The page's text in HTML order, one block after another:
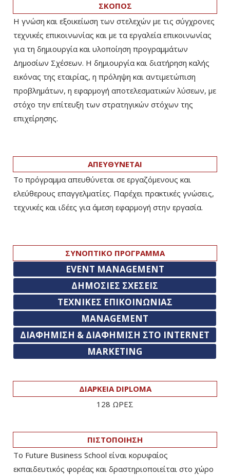
ΣΚΟΠΟΣ
Η γνώση και εξοικείωση των στελεχών με τις σύγχρονες
τεχνικές επικοινωνίας και με τα εργαλεία επικοινωνίας
για τη δημιουργία και υλοποίηση προγραμμάτων
Δημοσίων Σχέσεων. Η δημιουργία και διατήρηση καλής
εικόνας της εταιρίας, η πρόληψη και αντιμετώπιση
προβλημάτων, η εφαρμογή αποτελεσματικών λύσεων, με
στόχο την επίτευξη των στρατηγικών στόχων της
επιχείρησης.
ΑΠΕΥΘΥΝΕΤΑΙ
Το πρόγραμμα απευθύνεται σε εργαζόμενους και
ελεύθερους επαγγελματίες. Παρέχει πρακτικές γνώσεις,
τεχνικές και ιδέες για άμεση εφαρμογή στην εργασία.
ΣΥΝΟΠΤΙΚΟ ΠΡΟΓΡΑΜΜΑ
EVENT MANAGEMENT
ΔΗΜΟΣΙΕΣ ΣΧΕΣΕΙΣ
ΤΕΧΝΙΚΕΣ ΕΠΙΚΟΙΝΩΝΙΑΣ
MANAGEMENT
ΔΙΑΦΗΜΙΣΗ & ΔΙΑΦΗΜΙΣΗ ΣΤΟ INTERNET
MARKETING
ΔΙΑΡΚΕΙΑ DIPLOMA
128 ΩΡΕΣ
ΠΙΣΤΟΠΟΙΗΣΗ
Το Future Business School είναι κορυφαίος
εκπαιδευτικός φορέας και δραστηριοποιείται στο χώρο